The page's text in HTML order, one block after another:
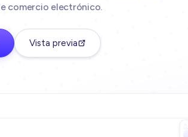
comercio electrónico.
Vista previa